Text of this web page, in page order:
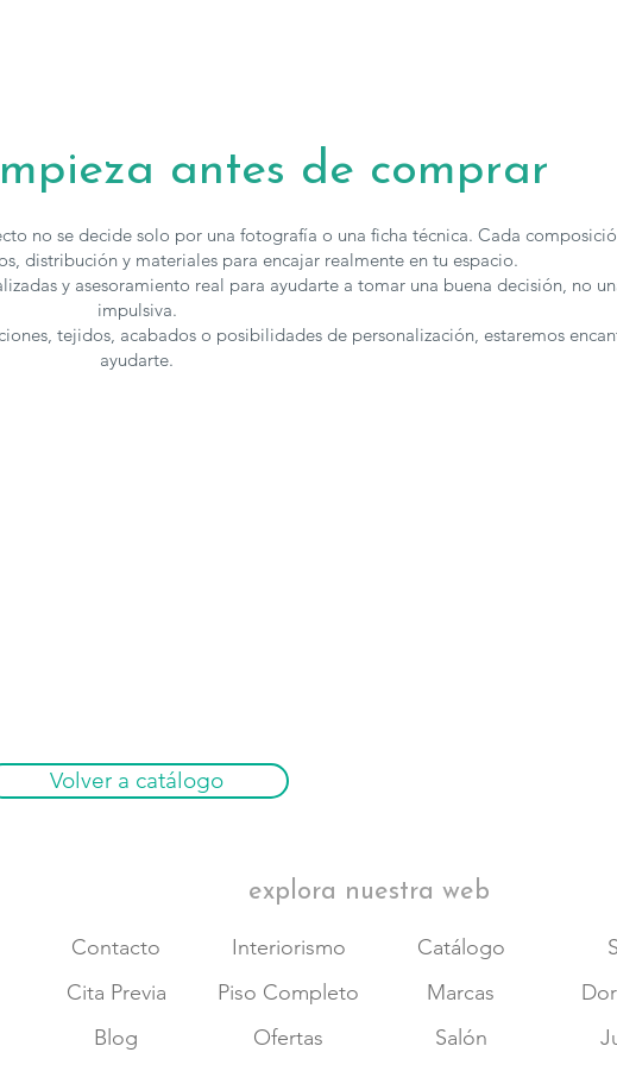
antes de comprar
no se decide solo por una fotografía o una ficha técnica. Cada
distribución y materiales para encajar realmente en tu espacio.
y asesoramiento real para ayudarte a tomar una buena decisión, no
impulsiva.
tejidos, acabados o posibilidades de personalización, estaremos
ayudarte.
Volver a catálogo
Contacto
Cita Previa
Blog
Interiorismo
Piso Completo
Ofertas
Catálogo
Marcas
Salón
explora nuestra web